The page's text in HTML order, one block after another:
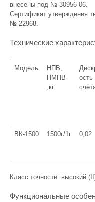
внесены под № 30956-06.
Сертификат утверждения
№ 22968.
Технические
Модель
НПВ,
НМПВ
,кг:
ость
ВК-1500 1500г/1г 0,02
Класс точности: высокий
Функциональные